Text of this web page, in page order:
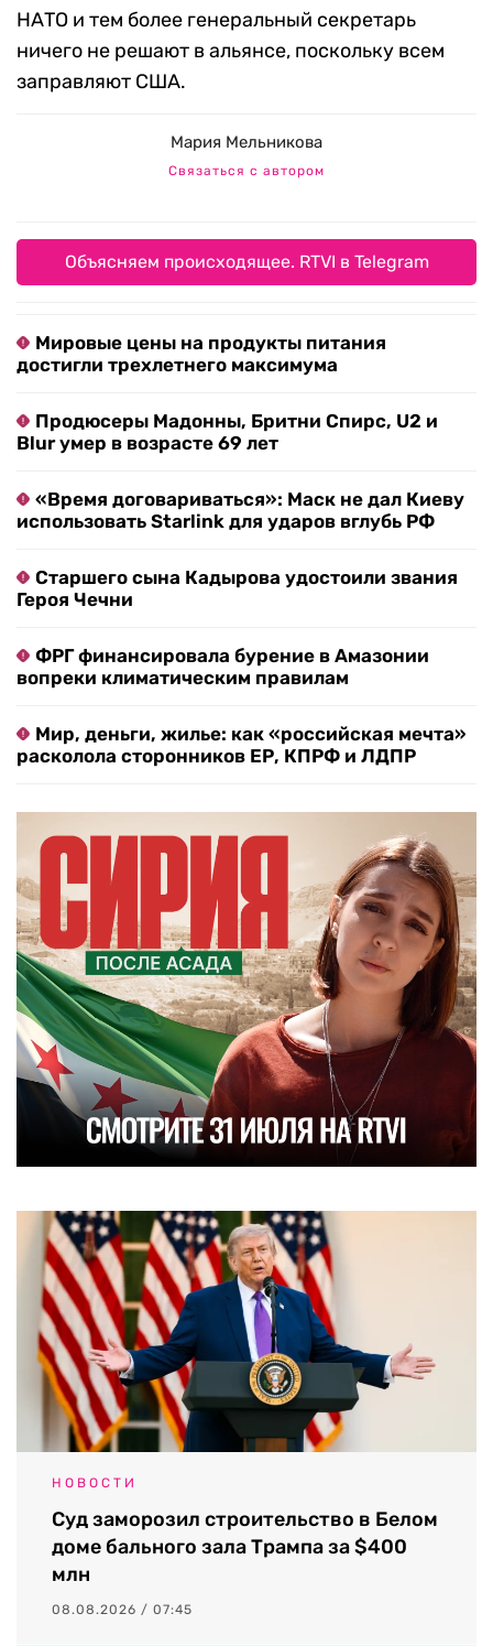
НАТО и тем более генеральный секретарь
ничего не решают в альянсе, поскольку всем
заправляют США.
Мария Мельникова
Связаться с автором
Объясняем происходящее. RTVI в Telegram
Мировые цены на продукты питания
достигли трехлетнего максимума
Продюсеры Мадонны, Бритни Спирс, U2 и
Blur умер в возрасте 69 лет
«Время договариваться»: Маск не дал Киеву
использовать Starlink для ударов вглубь РФ
Старшего сына Кадырова удостоили звания
Героя Чечни
ФРГ финансировала бурение в Амазонии
вопреки климатическим правилам
Мир, деньги, жилье: как «российская мечта»
расколола сторонников ЕР, КПРФ и ЛДПР
НОВОСТИ
Суд заморозил строительство в Белом
доме бального зала Трампа за $400
млн
08.08.2026 / 07:45